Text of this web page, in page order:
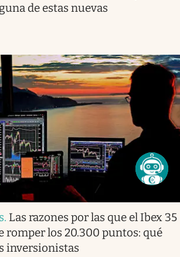
de estas nuevas
. Las razones por las que el Ibex 35
romper los 20.300 puntos: qué
inversionistas